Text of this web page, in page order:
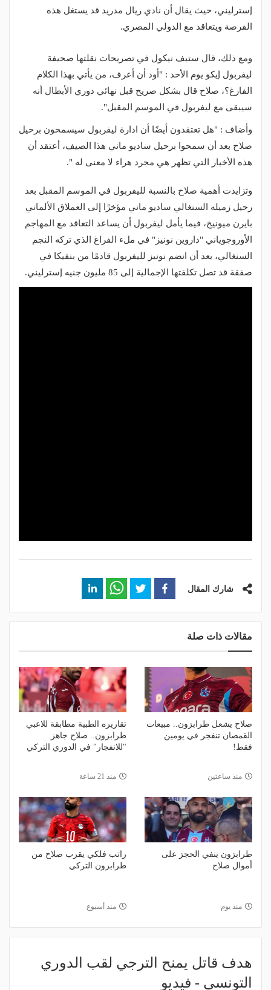
إسترليني، حيث يقال أن نادي ريال مدريد قد يستغل هذه
الفرصة ويتعاقد مع الدولي المصري.
ومع ذلك، قال ستيف نيكول في تصريحات نقلتها صحيفة
ليفربول إيكو يوم الأحد : "أود أن أعرف، من يأتي بهذا الكلام
الفارغ؟، صلاح قال بشكل صريح قبل نهائي دوري الأبطال أنه
سيبقى مع ليفربول في الموسم المقبل".
وأضاف : "هل تعتقدون أيضًا أن ادارة ليفربول سيسمحون برحيل
صلاح بعد أن سمحوا برحيل ساديو ماني هذا الصيف، أعتقد أن
هذه الأخبار التي تظهر هي مجرد هراء لا معنى له ".
وتزايدت أهمية صلاح بالنسبة لليفربول في الموسم المقبل بعد
رحيل زميله السنغالي ساديو ماني مؤخرًا إلى العملاق الألماني
بايرن ميونيخ، فيما يأمل ليفربول أن يساعد التعاقد مع المهاجم
الأوروجوياني "داروين نونيز" في ملء الفراغ الذي تركه النجم
السنغالي، بعد أن انضم نونيز لليفربول قادمًا من بنفيكا في
صفقة قد تصل تكلفتها الإجمالية إلى 85 مليون جنيه إسترليني.
شارك المقال
مقالات ذات صلة
صلاح يشعل طرابزون.. مبيعات
القمصان تنفجر في يومين
فقط!
منذ ساعتين
تقاريره الطبية مطابقة للاعبي
طرابزون.. صلاح جاهز
"للانفجار" في الدوري التركي
منذ 21 ساعة
طرابزون ينفي الحجز على
أموال صلاح
منذ يوم
راتب فلكي يقرب صلاح من
طرابزون التركي
منذ أسبوع
هدف قاتل يمنح الترجي لقب الدوري
التونسي - فيديو